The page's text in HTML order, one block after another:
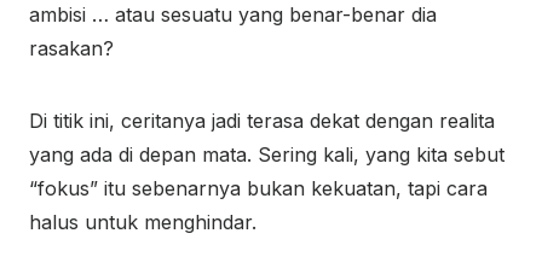
ambisi … atau sesuatu yang benar-benar dia
rasakan?
Di titik ini, ceritanya jadi terasa dekat dengan realita
yang ada di depan mata. Sering kali, yang kita sebut
“fokus” itu sebenarnya bukan kekuatan, tapi cara
halus untuk menghindar.